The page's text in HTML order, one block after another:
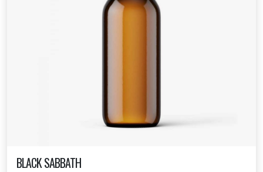
BLACK SABBATH